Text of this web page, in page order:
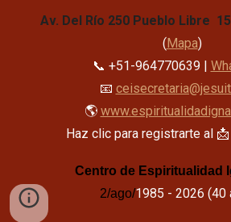
Av. Del Río 250 Pueblo Libre
(Mapa)
📞 +51-964770639 |
📧
🌎
Haz clic para registrarte al 📩
Centro de Espiritualidad
2/ago/1985 - 2026 (40